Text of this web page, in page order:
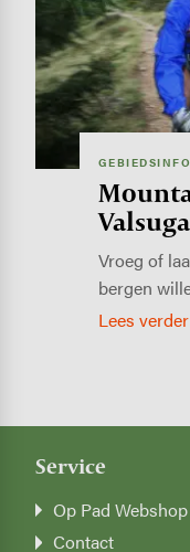
Vroeg of
bergen
Lees verder
Service
Op Pad Webshop
Contact